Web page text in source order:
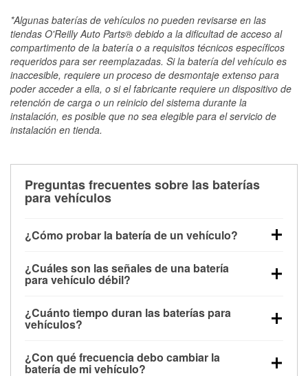
*Algunas baterías de vehículos no pueden revisarse en las
tiendas O'Reilly Auto Parts® debido a la dificultad de acceso al
compartimento de la batería o a requisitos técnicos específicos
requeridos para ser reemplazadas. Si la batería del vehículo es
inaccesible, requiere un proceso de desmontaje extenso para
poder acceder a ella, o si el fabricante requiere un dispositivo de
retención de carga o un reinicio del sistema durante la
instalación, es posible que no sea elegible para el servicio de
instalación en tienda.
Preguntas frecuentes sobre las baterías
para vehículos
¿Cómo probar la batería de un vehículo?
maneras. El método más rápido es utilizar un
multímetro: con el vehículo apagado, conecta los
voltaje: una batería en buen estado y totalmente
cargada debería indicar unos 12.6 voltios. Es
importante saber que las baterías descargadas a
veces pueden mostrar una carga completa, y un
¿Cuáles son las señales de una batería
para vehículo débil?
advertencia. Un arranque lento del motor, faros
tenues, chasquidos al girar la llave o luces de
que la batería tiene una potencia de carga débil.
¿Cuánto tiempo duran las baterías para
vehículos?
entre 3 y 5 años. La duración exacta depende de los
¿Con qué frecuencia debo cambiar la
batería de mi vehículo?